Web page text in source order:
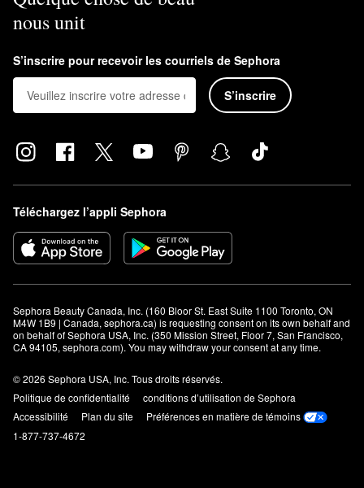
nous unit
S’inscrire pour recevoir les courriels de Sephora
S’inscrire
Téléchargez l’appli Sephora
Sephora Beauty Canada, Inc. (160 Bloor St. East Suite 1100 Toronto, ON
M4W 1B9 | Canada, sephora.ca) is requesting consent on its own behalf and
on behalf of Sephora USA, Inc. (350 Mission Street, Floor 7, San Francisco,
CA 94105, sephora.com). You may withdraw your consent at any time.
© 2026 Sephora USA, Inc. Tous droits réservés.
Politique de confidentialité
conditions d’utilisation de Sephora
Accessibilité
Plan du site
Préférences en matière de témoins
1-877-737-4672